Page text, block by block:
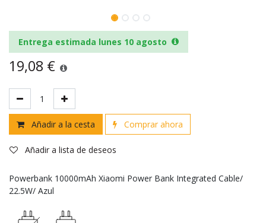
Entrega estimada lunes 10 agosto
19,08 €
Añadir a la cesta Comprar ahora
Añadir a lista de deseos
Powerbank 10000mAh Xiaomi Power Bank Integrated Cable/
22.5W/ Azul